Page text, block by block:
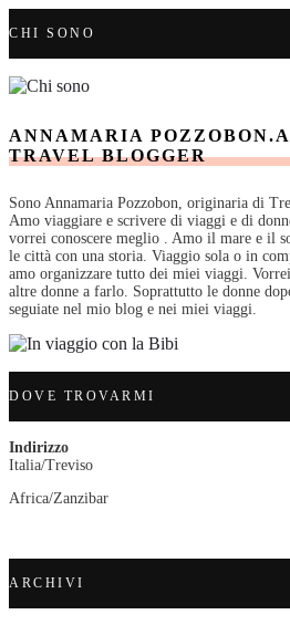
CHI SONO
ANNAMARIA
TRAVEL BLOGGER
Sono Annamaria Pozzobon, originaria di
Amo viaggiare e scrivere di viaggi e di
vorrei conoscere meglio . Amo il mare e il
le città con una storia. Viaggio sola o in
amo organizzare tutto dei miei viaggi.
altre donne a farlo. Soprattutto le donne
seguiate nel mio blog e nei miei viaggi.
DOVE TROVARMI
Indirizzo
Italia/Treviso
Africa/Zanzibar
ARCHIVI